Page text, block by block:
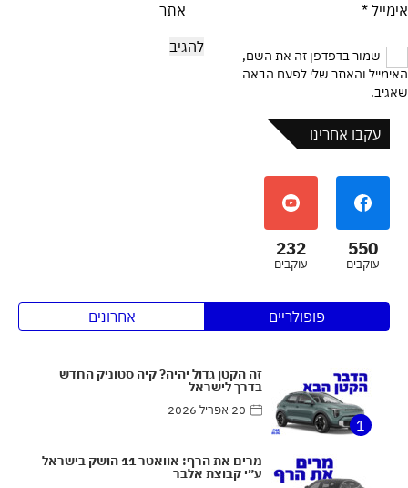
אימייל * אתר
שמור בדפדפן זה את השם,
האימייל והאתר שלי לפעם הבאה
שאגיב.
עקבו אחרינו
550
עוקבים
232
עוקבים
פופולריים אחרונים
1
זה הקטן גדול יהיה? קיה סטוניק החדש
בדרך לישראל
20 אפריל 2026
מרים את הרף: אוואטר 11 הושק בישראל
ע״י קבוצת אלבר